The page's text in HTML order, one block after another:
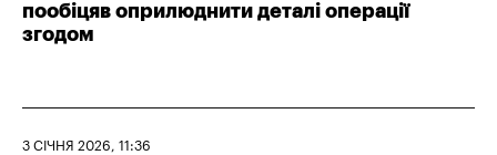
пообіцяв оприлюднити деталі операції
згодом
3 СІЧНЯ 2026, 11:36